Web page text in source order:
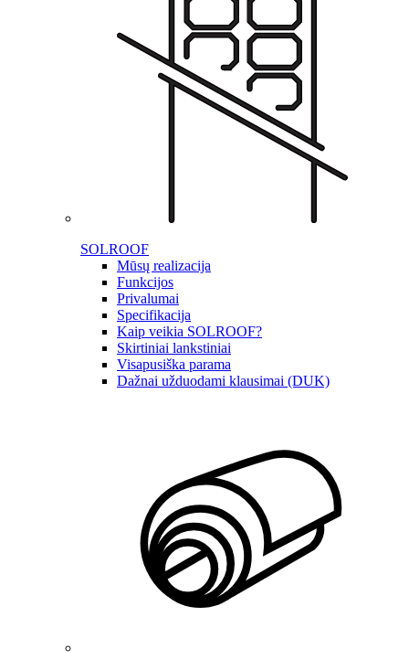
SOLROOF
Mūsų realizacija
Funkcijos
Privalumai
Specifikacija
Kaip veikia SOLROOF?
Skirtiniai lankstiniai
Visapusiška parama
Dažnai užduodami klausimai (DUK)